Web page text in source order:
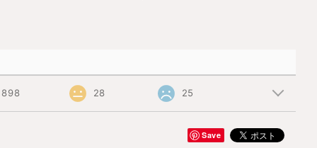
898 28 25
Save